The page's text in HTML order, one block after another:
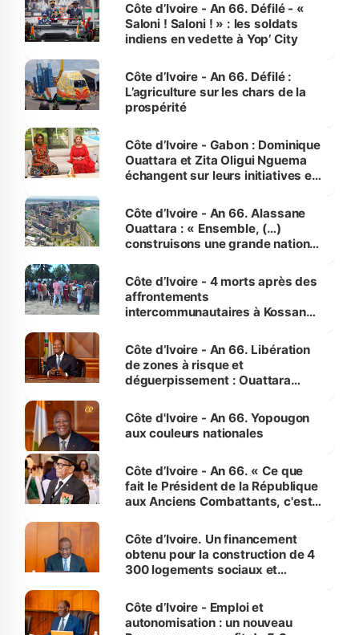
Côte d’Ivoire - An 66. Défilé - «
Saloni ! Saloni ! » : les soldats
indiens en vedette à Yop’ City
Côte d’Ivoire - An 66. Défilé :
L’agriculture sur les chars de la
prospérité
Côte d’Ivoire - Gabon : Dominique
Ouattara et Zita Oligui Nguema
échangent sur leurs initiatives en
enfants
Côte d’Ivoire - An 66. Alassane
Ouattara : « Ensemble, (…)
construisons une grande nation
générations futures »
Côte d’Ivoire - 4 morts après des
affrontements
intercommunautaires à Kossandji
milieu des sinistrés
Côte d’Ivoire - An 66. Libération
de zones à risque et
déguerpissement : Ouattara
l'Etat de droit pour préserver les
vies humaines »
Côte d'Ivoire - An 66. Yopougon
aux couleurs nationales
Côte d’Ivoire - An 66. « Ce que
fait le Président de la République
aux Anciens Combattants, c'est
Côte d’Ivoire. Un financement
obtenu pour la construction de 4
300 logements sociaux et
et Yamoussoukro
Côte d’Ivoire - Emploi et
autonomisation : un nouveau